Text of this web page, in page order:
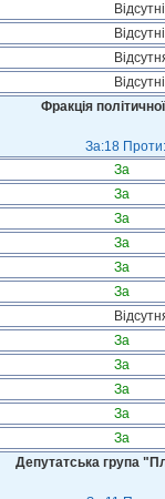
Фракція
За:18
За
За
За
За
За
За
За
За
За
За
За
Депутатська група